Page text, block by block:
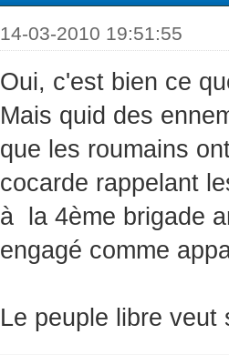
14-03-2010 19:51:55
Oui, c'est bien ce
Mais quid des
que les roumains
cocarde rappelant
à la 4ème brigade
engagé comme
Le peuple libre veut